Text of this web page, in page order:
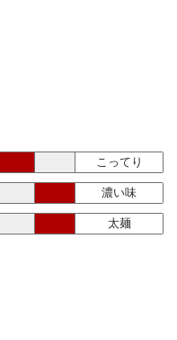
こってり
濃い味
太麺